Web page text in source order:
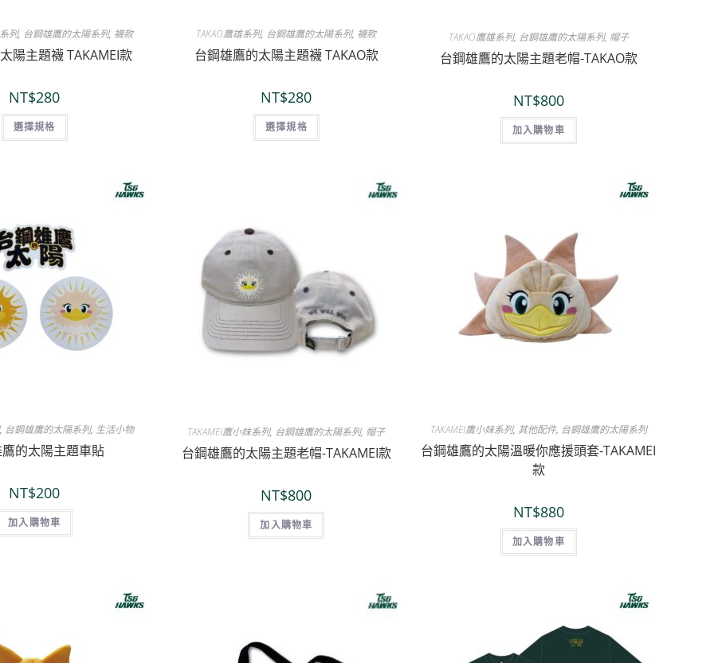
列, 台鋼雄鷹的太陽系列, 襪款
陽主題襪 TAKAMEI款
NT$280
選擇規格
TAKAO鷹雄系列, 台鋼雄鷹的太陽系列, 襪款
台鋼雄鷹的太陽主題襪 TAKAO款
NT$280
選擇規格
TAKAO鷹雄系列, 台鋼雄鷹的太陽系列, 帽子
台鋼雄鷹的太陽主題老帽-TAKAO款
NT$800
加入購物車
, 台鋼雄鷹的太陽系列, 生活小物
的太陽主題車貼
NT$200
加入購物車
TAKAMEI鷹小妹系列, 台鋼雄鷹的太陽系列, 帽子
台鋼雄鷹的太陽主題老帽-TAKAMEI款
NT$800
加入購物車
TAKAMEI鷹小妹系列, 其他配件, 台鋼雄鷹的太陽系列
台鋼雄鷹的太陽溫暖你應援頭套-TAKAMEI
款
NT$880
加入購物車